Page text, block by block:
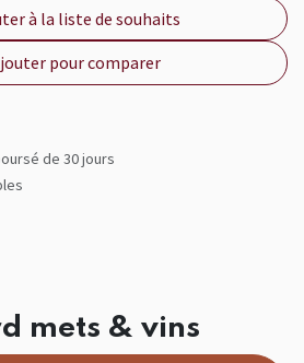
pour comparer
à la liste de souhaits
de 30 jours
mets & vins